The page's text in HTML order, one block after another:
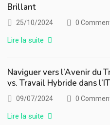
Brillant
25/10/2024 0
Lire la suite
Naviguer vers l’Avenir du
vs. Travail Hybride dans l’IT
09/07/2024 0
Lire la suite